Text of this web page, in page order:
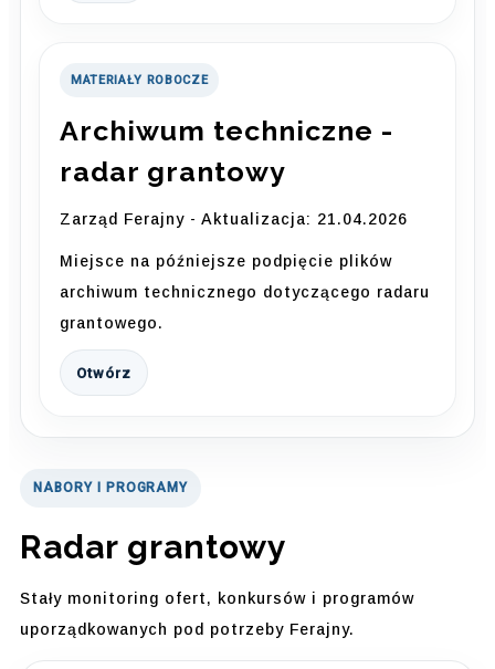
MATERIAŁY ROBOCZE
Archiwum techniczne -
radar grantowy
Zarząd Ferajny - Aktualizacja: 21.04.2026
Miejsce na późniejsze podpięcie plików
archiwum technicznego dotyczącego radaru
grantowego.
Otwórz
NABORY I PROGRAMY
Radar grantowy
Stały monitoring ofert, konkursów i programów
uporządkowanych pod potrzeby Ferajny.